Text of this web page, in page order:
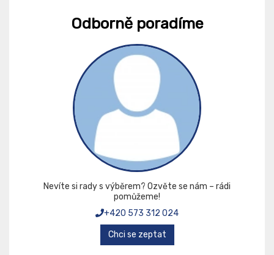
Odborně poradíme
Nevíte si rady s výběrem? Ozvěte se nám – rádi
pomůžeme!
+420 573 312 024
Chci se zeptat